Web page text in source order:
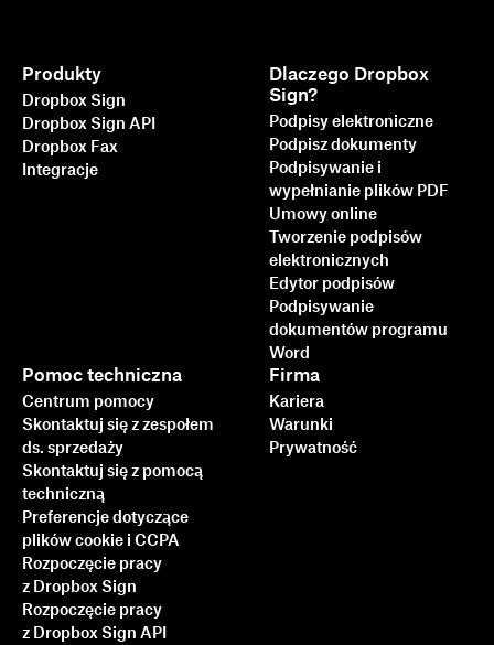
Produkty
Dropbox Sign
Dropbox Sign API
Dropbox Fax
Integracje
Dlaczego Dropbox
Sign?
Podpisy elektroniczne
Podpisz dokumenty
Podpisywanie i
wypełnianie plików PDF
Umowy online
Tworzenie podpisów
elektronicznych
Edytor podpisów
Podpisywanie
dokumentów programu
Word
Pomoc techniczna
Centrum pomocy
Skontaktuj się z zespołem
ds. sprzedaży
Skontaktuj się z pomocą
techniczną
Preferencje dotyczące
plików cookie i CCPA
Rozpoczęcie pracy
z Dropbox Sign
Rozpoczęcie pracy
z Dropbox Sign API
Firma
Kariera
Warunki
Prywatność